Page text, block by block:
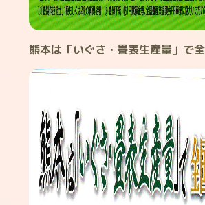
熊本は「いぐさ・畳表生産量」で